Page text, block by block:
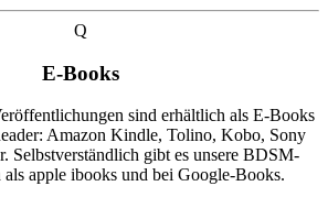
Q
E-Books
sind erhältlich als E-Books
Amazon Kindle, Tolino, Kobo, Sony
Selbstverständlich gibt es unsere BDSM-
als apple ibooks und bei Google-Books.